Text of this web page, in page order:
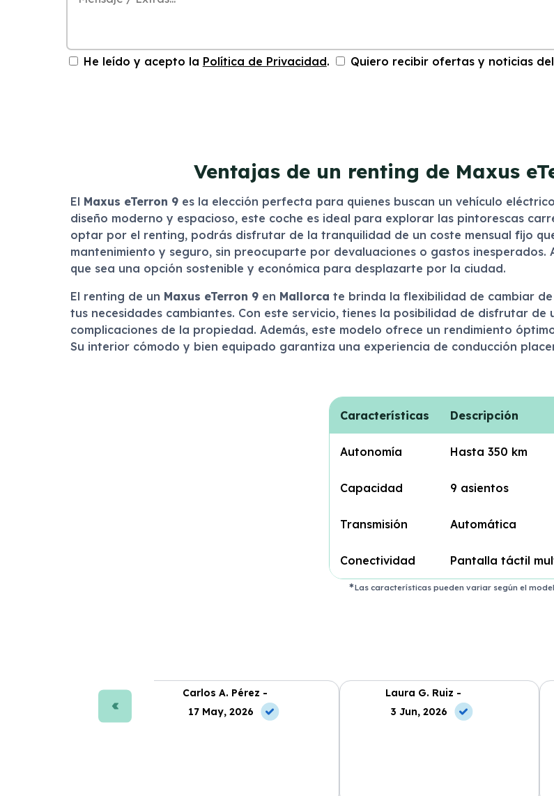
He leído y acepto la Política de Privacidad. Quiero recibir ofertas y noticias
Ventajas de un renting de Maxus
El Maxus eTerron 9es la elección perfecta para quienes buscan un vehículo
diseño moderno y espacioso, este coche es ideal para explorar las pintorescas
optar por el renting, podrás disfrutar de la tranquilidad de un coste mensual fijo
mantenimiento y seguro, sin preocuparte por devaluaciones o gastos
que sea una opción sostenible y económica para desplazarte por la ciudad.
El renting de un Maxus eTerron 9en Mallorca te brinda la flexibilidad de cambiar
tus necesidades cambiantes. Con este servicio, tienes la posibilidad de disfrutar de
complicaciones de la propiedad. Además, este modelo ofrece un rendimiento
Su interior cómodo y bien equipado garantiza una experiencia de conducción
Características Descripción
Autonomía Hasta 350 km
Capacidad 9 asientos
Transmisión Automática
Conectividad Pantalla táctil
Las características pueden variar según el
Carlos A. Pérez -
17 May, 2026
Laura G. Ruiz -
3 Jun, 2026